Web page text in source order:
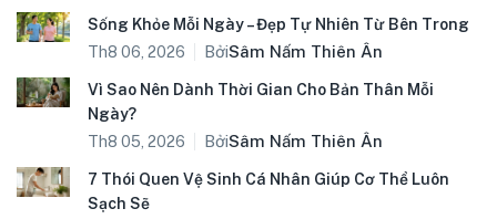
Sống Khỏe Mỗi Ngày – Đẹp Tự Nhiên Từ Bên Trong
Th8 06, 2026
BởiSâm Nấm Thiên Ân
Vì Sao Nên Dành Thời Gian Cho Bản Thân Mỗi
Ngày?
Th8 05, 2026
BởiSâm Nấm Thiên Ân
7 Thói Quen Vệ Sinh Cá Nhân Giúp Cơ Thể Luôn
Sạch Sẽ